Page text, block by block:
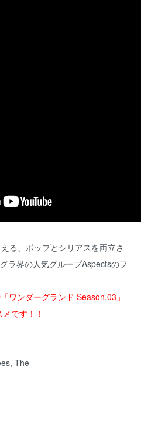
る、ポップとシリアスを両立さ
ラ界の人気グループAspectsのフ
ワンダーグランド Season.03」
です！！
The